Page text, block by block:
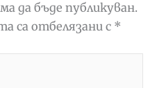
да бъде публикуван.
са отбелязани с *